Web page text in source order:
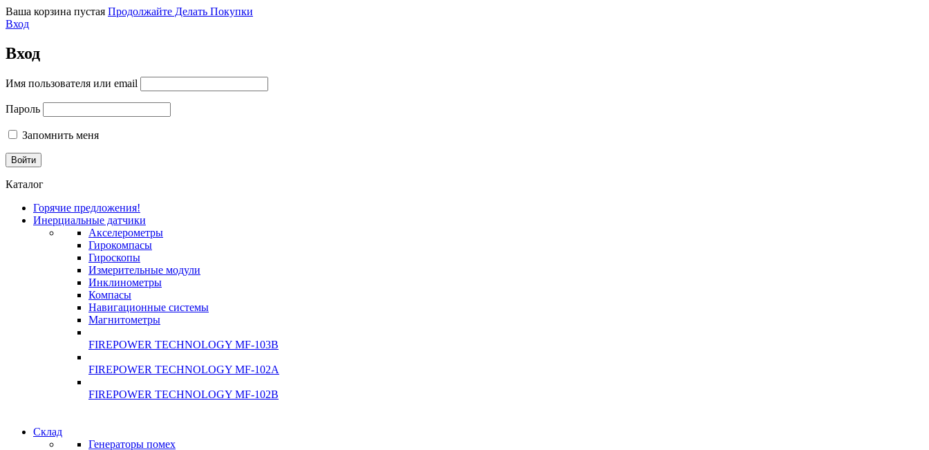
Ваша корзина пустая Продолжайте Делать Покупки
Вход
Вход
Имя пользователя или email
Пароль
Запомнить меня
Каталог
Горячие предложения!
Инерциальные датчики
Акселерометры
Гирокомпасы
Гироскопы
Измерительные модули
Инклинометры
Компасы
Навигационные системы
Магнитометры
FIREPOWER TECHNOLOGY MF-103B
FIREPOWER TECHNOLOGY MF-102A
FIREPOWER TECHNOLOGY MF-102B
Склад
Генераторы помех